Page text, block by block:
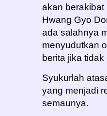
akan berakibat
Hwang Gyo
ada salahnya
menyudutkan
berita jika
Syukurlah
yang menjadi
semaunya.